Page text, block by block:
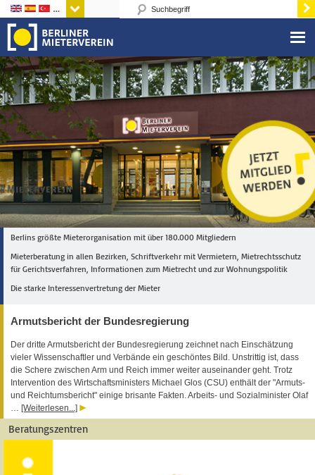
Sprachen
Berlins größte Mieterorganisation mit über 180.000 Mitgliedern
Mieterberatung in allen Bezirken, Schriftverkehr mit Vermietern, Mietrechtsschutz
für Gerichtsverfahren, Informationen zum Mietrecht und zur Wohnungspolitik
Die starke Interessenvertretung der Mieter
Armutsbericht der Bundesregierung
Der dritte Armutsbericht der Bundesregierung zeichnet nach Einschätzung
vieler Wissenschaftler und Verbände ein geschöntes Bild. Unstrittig ist, dass
die Schere zwischen Arm und Reich immer weiter auseinander geht. Trotz
Intervention des Wirtschaftsministers Michael Glos (CSU) enthält der "Armuts-
und Reichtumsbericht" einige brisante Fakten. Arbeits- und Sozialminister Olaf
[Weiterlesen...]
Beratungszentren